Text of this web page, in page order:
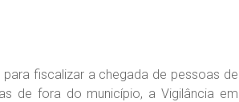
para fiscalizar a chegada de pessoas de
de fora do município, a Vigilância em